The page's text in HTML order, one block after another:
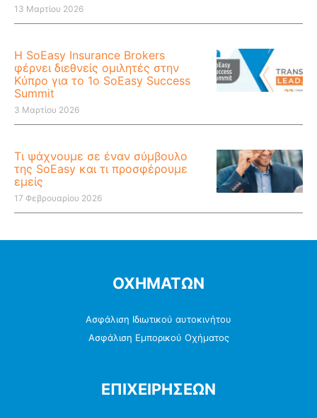
13 Μαρτίου 2026
Η SoEasy Insurance Brokers
φέρνει διεθνείς ομιλητές στην
Κύπρο για το 1ο SoEasy Success
Summit
3 Μαρτίου 2026
Τι ψάχνουμε σε έναν σύμβουλο
της SoEasy και τι προσφέρουμε
εμείς
17 Φεβρουαρίου 2026
ΟΧΗΜΑΤΩΝ
Ασφάλιση Ιδιωτικού αυτοκινήτου
Ασφάλιση Εμπορικού Οχήματος
ΕΠΙΧΕΙΡΗΣΕΩΝ